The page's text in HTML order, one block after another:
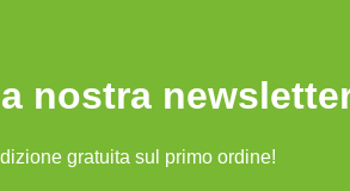
nostra
gratuita sul primo ordine!